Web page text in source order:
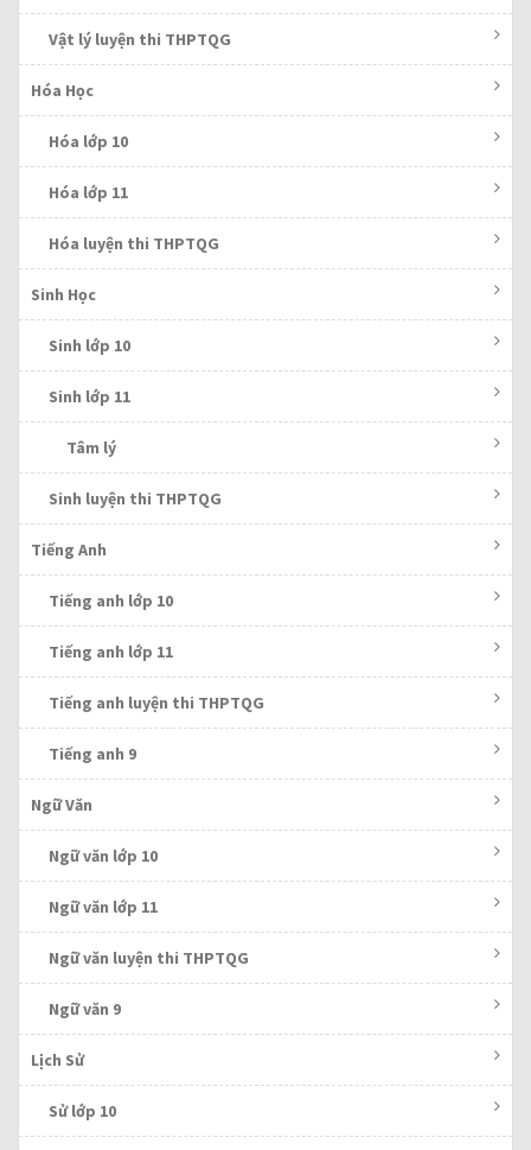
Vật lý luyện thi THPTQG
Hóa Học
Hóa lớp 10
Hóa lớp 11
Hóa luyện thi THPTQG
Sinh Học
Sinh lớp 10
Sinh lớp 11
Tâm lý
Sinh luyện thi THPTQG
Tiếng Anh
Tiếng anh lớp 10
Tiếng anh lớp 11
Tiếng anh luyện thi THPTQG
Tiếng anh 9
Ngữ Văn
Ngữ văn lớp 10
Ngữ văn lớp 11
Ngữ văn luyện thi THPTQG
Ngữ văn 9
Lịch Sử
Sử lớp 10